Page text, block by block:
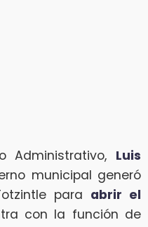
Administrativo, Luis
municipal generó
para abrir el
con la función de